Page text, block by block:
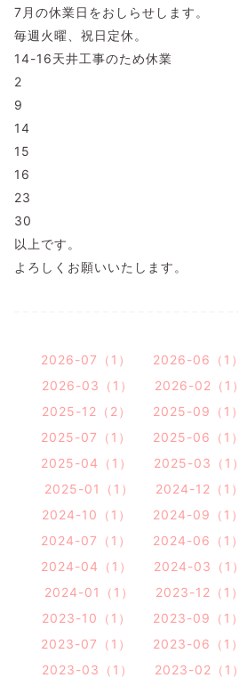
7月の休業日をおしらせします。
毎週火曜、祝日定休。
14-16天井工事のため休業
2
9
14
15
16
23
30
以上です。
よろしくお願いいたします。
2026-07（1） 2026-06（1）
2026-03（1）
2026-02（1）
2025-12（2）
2025-09（1）
2025-07（1）
2025-06（1）
2025-04（1）
2025-03（1）
2025-01（1）
2024-12（1）
2024-10（1）
2024-09（1）
2024-07（1）
2024-06（1）
2024-04（1）
2024-03（1）
2024-01（1）
2023-12（1）
2023-10（1）
2023-09（1）
2023-07（1）
2023-06（1）
2023-03（1）
2023-02（1）